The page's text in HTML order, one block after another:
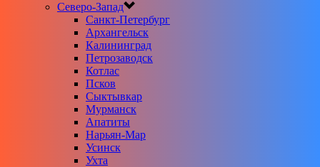
Северо-Запад
Санкт-Петербург
Архангельск
Калининград
Петрозаводск
Котлас
Псков
Сыктывкар
Мурманск
Апатиты
Нарьян-Мар
Усинск
Ухта